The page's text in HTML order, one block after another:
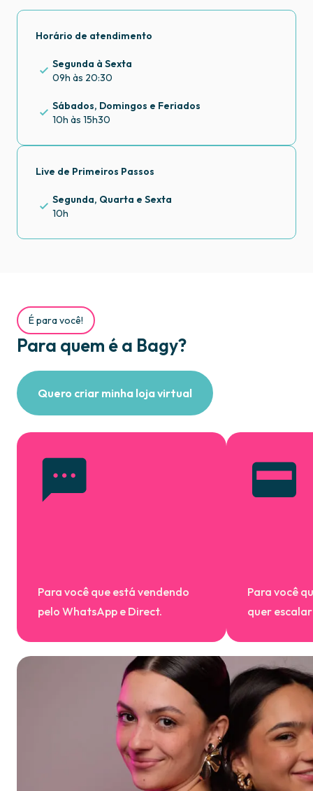
Horário de atendimento
Segunda à Sexta
09h às 20:30
Sábados, Domingos e Feriados
10h às 15h30
Live de Primeiros Passos
Segunda, Quarta e Sexta
10h
É para você!
Para quem é a Bagy?
Quero criar minha loja virtual
Para você que está vendendo
pelo WhatsApp e Direct.
Para você
quer